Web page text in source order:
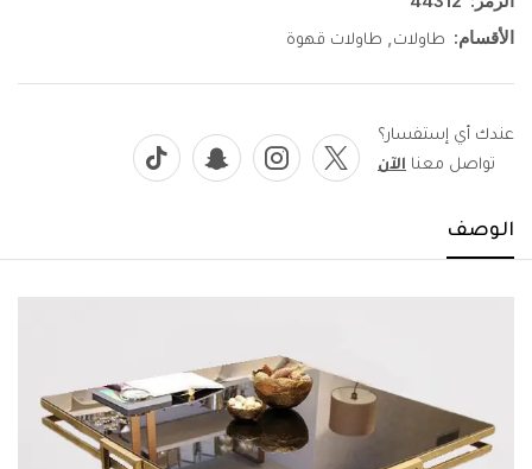
الأقسام: طاولات, طاولات قهوة
عندك أي إستفسار؟
تواصل معنا الآن
الوصف